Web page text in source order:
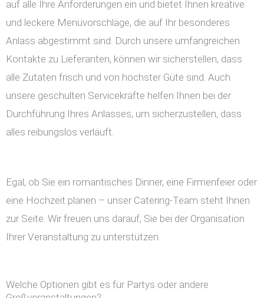
auf alle Ihre Anforderungen ein und bietet Ihnen kreative
und leckere Menüvorschläge, die auf Ihr besonderes
Anlass abgestimmt sind. Durch unsere umfangreichen
Kontakte zu Lieferanten, können wir sicherstellen, dass
alle Zutaten frisch und von höchster Güte sind. Auch
unsere geschulten Servicekräfte helfen Ihnen bei der
Durchführung Ihres Anlasses, um sicherzustellen, dass
alles reibungslos verläuft.
Egal, ob Sie ein romantisches Dinner, eine Firmenfeier oder
eine Hochzeit planen – unser Catering-Team steht Ihnen
zur Seite. Wir freuen uns darauf, Sie bei der Organisation
Ihrer Veranstaltung zu unterstützen.
Welche Optionen gibt es für Partys oder andere